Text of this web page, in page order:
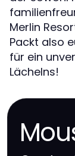
Merlin
Packt also
für ein
Lächelns!